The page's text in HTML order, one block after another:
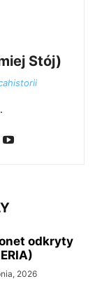
Stój)
odkryty
2026